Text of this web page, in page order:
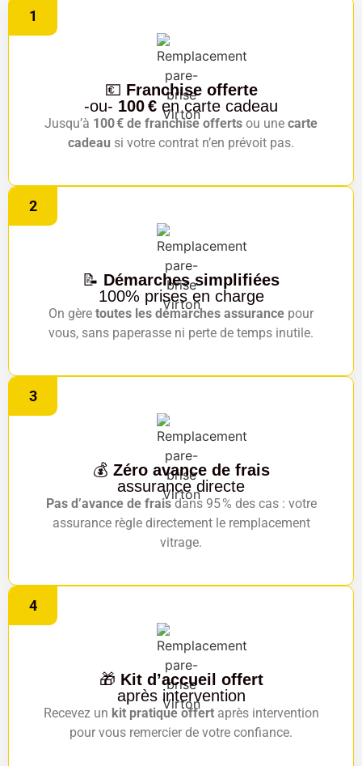
1
💶 Franchise offerte
-ou- 100 € en carte cadeau
Jusqu’à 100 € de franchise offerts ou une carte
cadeau si votre contrat n’en prévoit pas.
2
📝 Démarches simplifiées
100% prises en charge
On gère toutes les démarches assurance pour
vous, sans paperasse ni perte de temps inutile.
3
💰 Zéro avance de frais
assurance directe
Pas d’avance de fraisdans 95 % des cas : votre
assurance règle directement le remplacement
vitrage.
4
🎁 Kit d’accueil offert
après intervention
Recevez un kit pratique offertaprès intervention
pour vous remercier de votre confiance.